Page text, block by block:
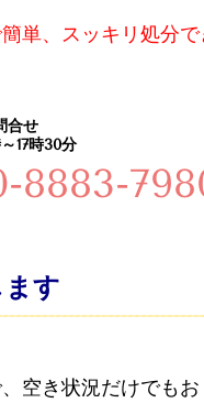
単、スッキリ処分で
合せ
17時30分
8883-
す
空き状況だけでもお